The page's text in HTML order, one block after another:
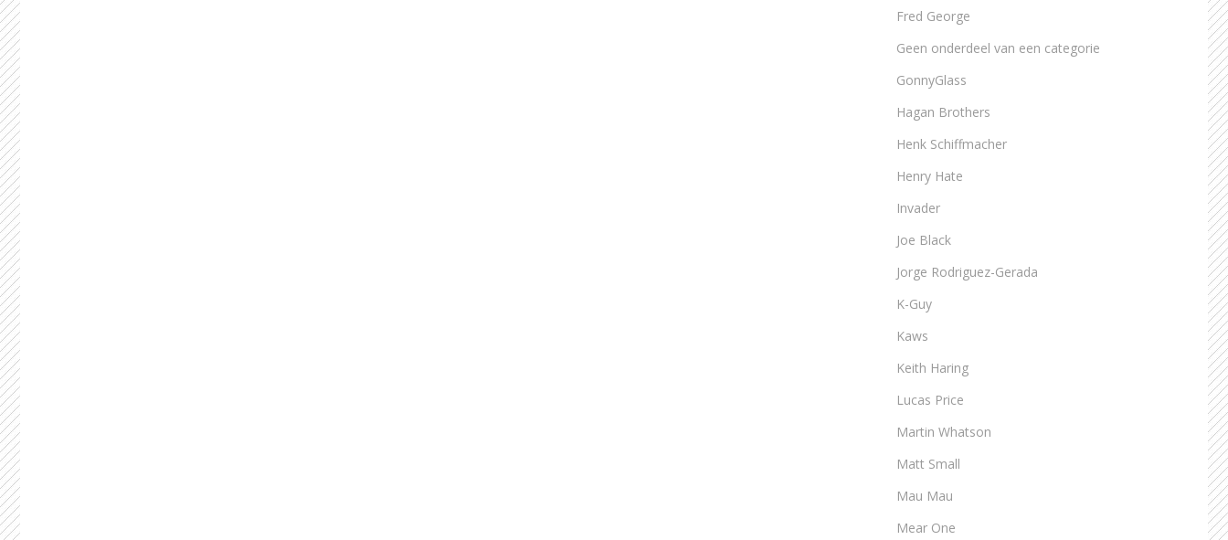
Fred George
Geen onderdeel van een categorie
GonnyGlass
Hagan Brothers
Henk Schiffmacher
Henry Hate
Invader
Joe Black
Jorge Rodriguez-Gerada
K-Guy
Kaws
Keith Haring
Lucas Price
Martin Whatson
Matt Small
Mau Mau
Mear One